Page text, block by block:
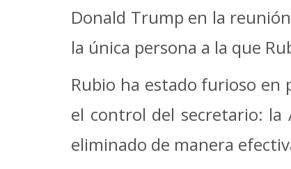
Donald Trump en la
la única persona a la que
Rubio ha estado furioso en
el control del secretario: la
eliminado de manera